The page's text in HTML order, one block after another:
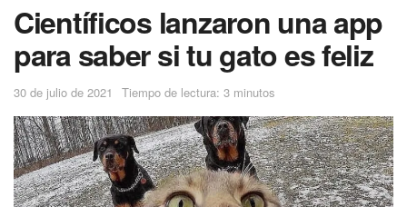
Científicos lanzaron una app
para saber si tu gato es feliz
30 de julio de 2021 Tiempo de lectura: 3 minutos